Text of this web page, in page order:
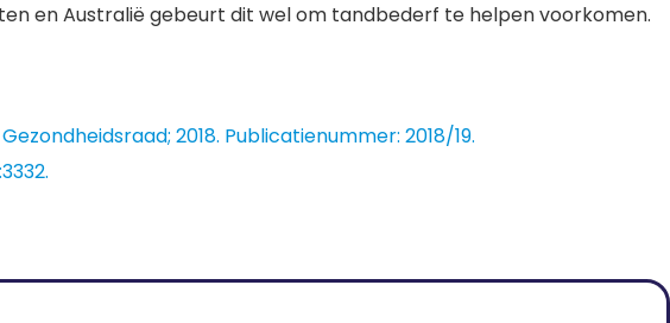
en Australië gebeurt dit wel om tandbederf te helpen voorkomen.
2018. Publicatienummer: 2018/19.